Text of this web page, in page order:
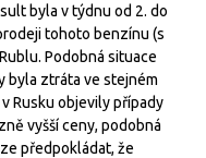
byla v týdnu od 2. do
tohoto benzínu (s
Podobná situace
byla ztráta ve stejném
Rusku objevily případy
vyšší ceny, podobná
předpokládat, že